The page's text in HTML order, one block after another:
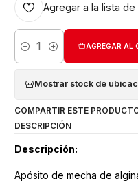
Agregar a la lista
Cantidad
AGREGAR AL
Mostrar stock de
COMPARTIR ESTE
DESCRIPCIÓN
Descripción:
Apósito de mecha de